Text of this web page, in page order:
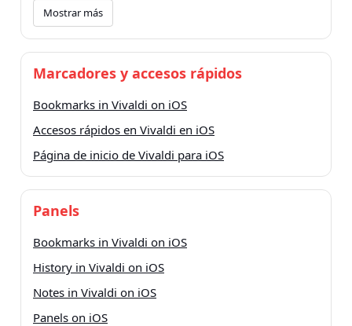
Mostrar más
Marcadores y accesos rápidos
Bookmarks in Vivaldi on iOS
Accesos rápidos en Vivaldi en iOS
Página de inicio de Vivaldi para iOS
Panels
Bookmarks in Vivaldi on iOS
History in Vivaldi on iOS
Notes in Vivaldi on iOS
Panels on iOS